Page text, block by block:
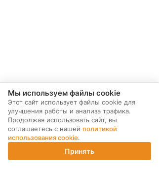
Наши контакты
г. Санкт-Петербург, ул.
Магнитогорская 30Корзина
Мы используем файлы cookie
Этот сайт использует файлы cookie для
улучшения работы и анализа трафика.
Продолжая использовать сайт, вы
соглашаетесь с нашей политикой
использования cookie.
Принять